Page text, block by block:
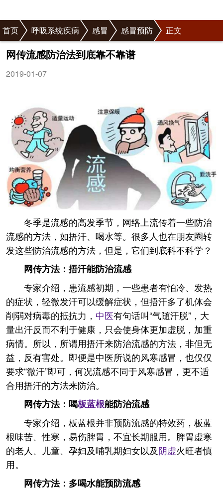
首页 呼吸系统疾病 感冒 感冒预防 正文
网传流感防治法到底靠不靠谱
2019-01-07
冬季是流感的高发季节，网络上流传着一些防治
流感的方法，如捂汗、喝水等。很多人也在朋友圈转
发这些防治流感的方法，但是，它们到底科不科学？
网传方法：捂汗能防治流感
专家介绍，患流感初期，一些患者有怕冷、发热
的症状，轻微发汗可以缓解症状，但捂汗多了机体会
削弱对病毒的抵抗力， 中医有句话叫“气随汗脱”，大
量出汗反而不利于健康，只会使身体更加虚脱，加重
病情。所以，所谓用捂汗来防治流感的方法，非但无
益，反有害处。即便是中医所说的风寒感冒，也仅仅
要求“微汗”即可，何况流感不同于风寒感冒，更不适
合用捂汗的方法来防治。
网传方法：喝板蓝根能防治流感
专家介绍，板蓝根并非预防流感的特效药，板蓝
根味苦、性寒，易伤脾胃，不宜长期服用。脾胃虚寒
的老人、儿童、孕妇及哺乳期妇女以及阴虚火旺者慎
用。
网传方法：多喝水能预防流感